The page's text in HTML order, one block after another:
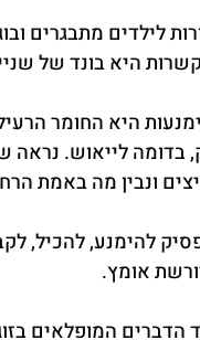
לילדים מתבגרים
היא בונד של
היא החומר
בדומה לייאוש. נראה
ונבין מה באמת
להימנע, להכיל,
אומץ.
הדברים המופלאים